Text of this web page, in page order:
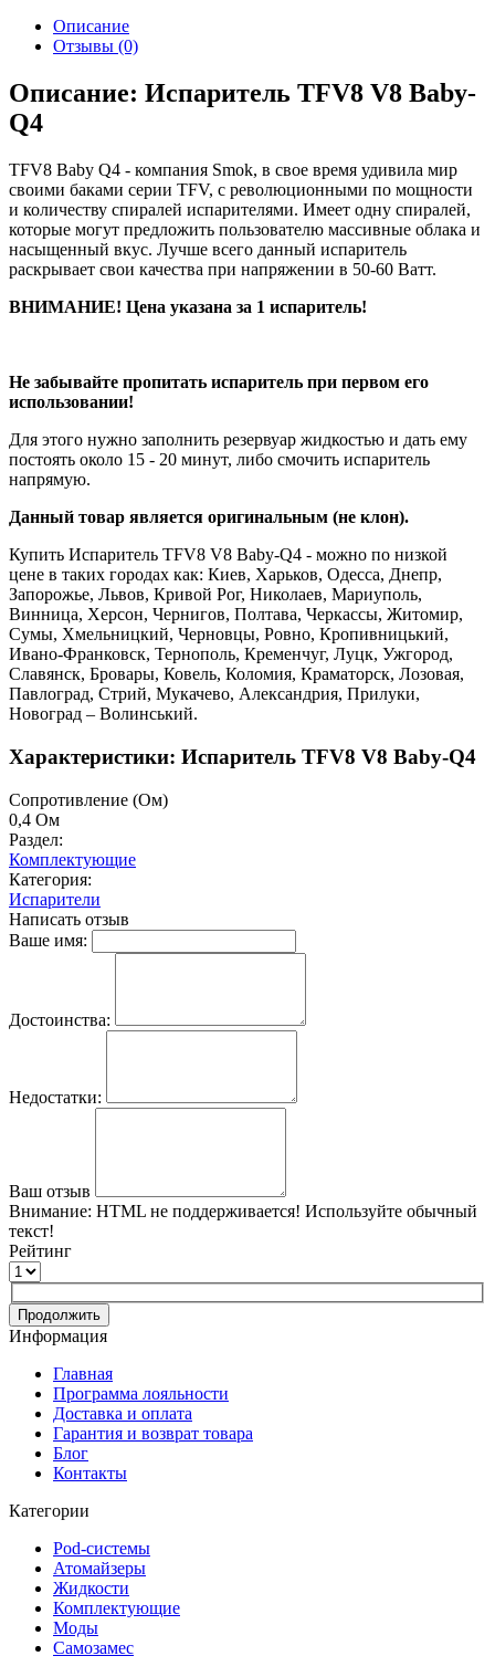
Описание
Отзывы (0)
Описание: Испаритель TFV8 V8 Baby-
Q4
TFV8 Baby Q4 - компания Smok, в свое время удивила мир
своими баками серии TFV, с революционными по мощности
и количеству спиралей испарителями. Имеет одну спиралей,
которые могут предложить пользователю массивные облака и
насыщенный вкус. Лучше всего данный испаритель
раскрывает свои качества при напряжении в 50-60 Ватт.
ВНИМАНИЕ! Цена указана за 1 испаритель!​
Не забывайте пропитать испаритель при первом его
использовании!
Для этого нужно заполнить резервуар жидкостью и дать ему
постоять около 15 - 20 минут, либо смочить испаритель
напрямую.
Данный товар является оригинальным (не клон).
Купить Испаритель TFV8 V8 Baby-Q4 - можно по низкой
цене в таких городах как: Киев, Харьков, Одесса, Днепр,
Запорожье, Львов, Кривой Рог, Николаев, Мариуполь,
Винница, Херсон, Чернигов, Полтава, Черкассы, Житомир,
Сумы, Хмельницкий, Черновцы, Ровно, Кропивницький,
Ивано-Франковск, Тернополь, Кременчуг, Луцк, Ужгород,
Славянск, Бровары, Ковель, Коломия, Краматорск, Лозовая,
Павлоград, Стрий, Мукачево, Александрия, Прилуки,
Новоград – Волинський.
Характеристики: Испаритель TFV8 V8 Baby-Q4
Cопротивление (Ом)
0,4 Ом
Раздел:
Комплектующие
Категория:
Испарители
Написать отзыв
Ваше имя:
Достоинства:
Недостатки:
Ваш отзыв
Внимание: HTML не поддерживается! Используйте обычный
текст!
Рейтинг
Продолжить
Информация
Главная
Программа лояльности
Доставка и оплата
Гарантия и возврат товара
Блог
Контакты
Категории
Pod-системы
Атомайзеры
Жидкости
Комплектующие
Моды
Самозамес